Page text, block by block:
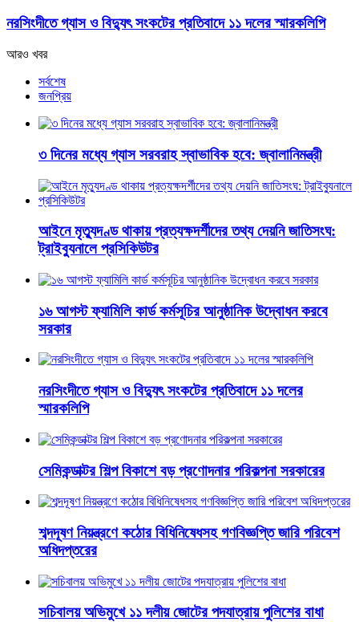
নরসিংদীতে গ্যাস ও বিদ্যুৎ সংকটের প্রতিবাদে ১১ দলের স্মারকলিপি
আরও খবর
সর্বশেষ
জনপ্রিয়
৩ দিনের মধ্যে গ্যাস সরবরাহ স্বাভাবিক হবে: জ্বালানিমন্ত্রী
আইনে মৃত্যুদণ্ড থাকায় প্রত্যক্ষদর্শীদের তথ্য দেয়নি জাতিসংঘ:
ট্রাইব্যুনালে প্রসিকিউটর
১৬ আগস্ট ফ্যামিলি কার্ড কর্মসূচির আনুষ্ঠানিক উদ্বোধন করবে
সরকার
নরসিংদীতে গ্যাস ও বিদ্যুৎ সংকটের প্রতিবাদে ১১ দলের
স্মারকলিপি
সেমিকন্ডাক্টর শিল্প বিকাশে বড় প্রণোদনার পরিকল্পনা সরকারের
শব্দদূষণ নিয়ন্ত্রণে কঠোর বিধিনিষেধসহ গণবিজ্ঞপ্তি জারি পরিবেশ
অধিদপ্তরের
সচিবালয় অভিমুখে ১১ দলীয় জোটের পদযাত্রায় পুলিশের বাধা